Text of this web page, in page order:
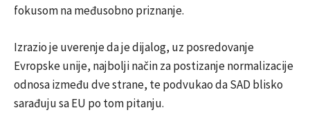
fokusom na međusobno priznanje.
Izrazio je uverenje da je dijalog, uz posredovanje
Evropske unije, najbolji način za postizanje normalizacije
odnosa između dve strane, te podvukao da SAD blisko
sarađuju sa EU po tom pitanju.